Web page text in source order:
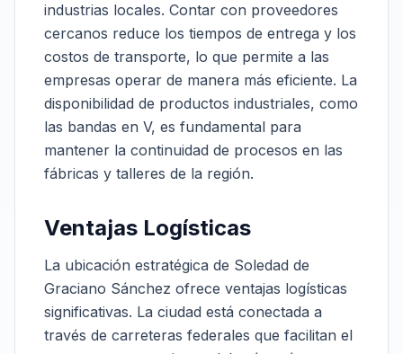
industrias locales. Contar con proveedores
cercanos reduce los tiempos de entrega y los
costos de transporte, lo que permite a las
empresas operar de manera más eficiente. La
disponibilidad de productos industriales, como
las bandas en V, es fundamental para
mantener la continuidad de procesos en las
fábricas y talleres de la región.
Ventajas Logísticas
La ubicación estratégica de Soledad de
Graciano Sánchez ofrece ventajas logísticas
significativas. La ciudad está conectada a
través de carreteras federales que facilitan el